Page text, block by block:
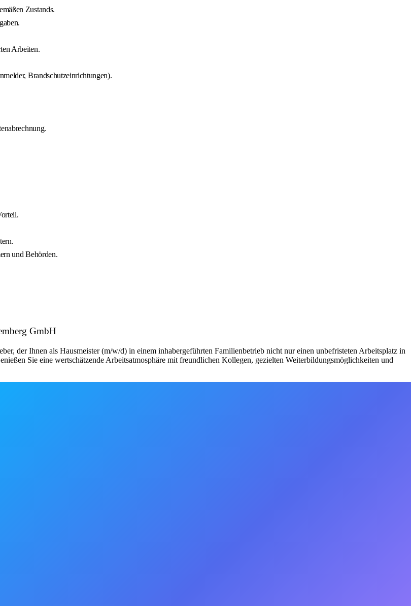
Zustands.
Arbeiten.
Brandschutzeinrichtungen).
und Behörden.
GmbH
der Ihnen als Hausmeister (m/w/d) in einem inhabergeführten Familienbetrieb nicht nur einen unbefristeten Arbeitsplatz in
Sie eine wertschätzende Arbeitsatmosphäre mit freundlichen Kollegen, gezielten Weiterbildungsmöglichkeiten und